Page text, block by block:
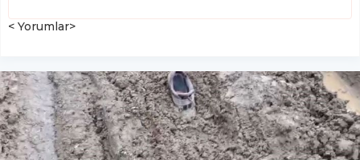
< Yorumlar>